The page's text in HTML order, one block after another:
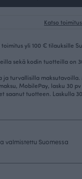
Katso
yli 100 € tilauksille
sekä kodin tuotteilla on
ja turvallisilla maksutavoilla.
MobilePay, lasku 30 pv
saanut tuotteen. Laskulla
valmistettu Suomessa